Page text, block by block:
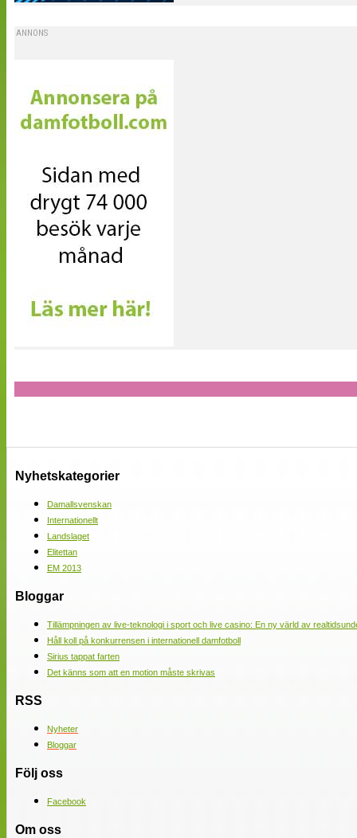
ANNONS
Nyhetskategorier
Damallsvenskan
Internationellt
Landslaget
Elitettan
EM 2013
Bloggar
Tillämpningen av live-teknologi i sport och live casino: En ny värld av
Håll koll på konkurrensen i internationell damfotboll
Sirius tappat farten
Det känns som att en motion måste skrivas
RSS
Nyheter
Bloggar
Följ oss
Facebook
Om oss